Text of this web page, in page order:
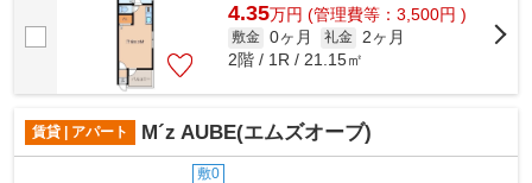
4.35万円 (管理費等：3,500円 )
敷金 0ヶ月 礼金 2ヶ月
2階 / 1R / 21.15㎡
賃貸 | アパート M´z AUBE(エムズオーブ)
敷0